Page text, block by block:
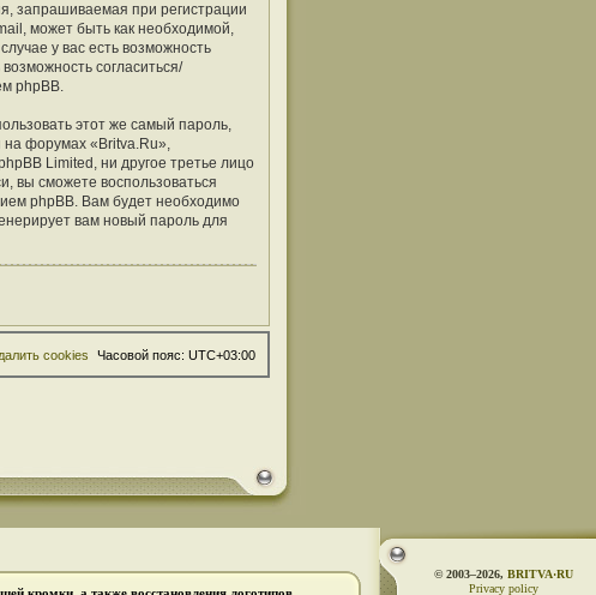
запрашиваемая при регистрации
может быть как необходимой,
у вас есть возможность
согласиться/
phpBB.
этот же самый пароль,
на форумах «Britva.Ru»,
Limited, ни другое третье лицо
вы сможете воспользоваться
phpBB. Вам будет необходимо
вам новый пароль для
Часовой пояс: UTC+03:00
cookies
© 2003–2026, BRITVA·RU
Privacy policy